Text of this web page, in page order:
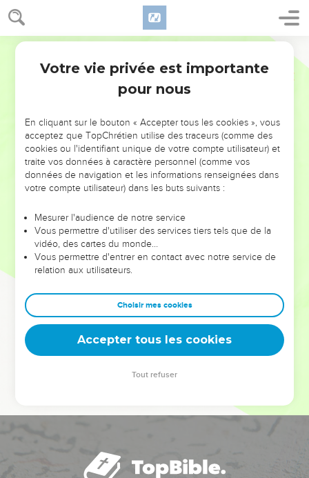
NE MANQUEZ PAS L’ÉVÉNEMENT
DE L’ANNÉE !
ET SI LEURS ERREURS POUVAIENT VOUS ÉVITER LES
VOTRES ?
leur foi ou leur vision. Mais on voit moins les doutes, les erreurs
et les saisons difficiles qu'ils ont traversés, alors même que ce
sont elles qui les ont façonnés.
Dans cette conférence, leaders, entrepreneurs, et responsables
clés pour avancer avec plus de sagesse afin que leurs erreurs
deviennent vos tremplins. Que vous guidiez un ministère, une
équipe, un groupe ou une famille, leur expérience est faite
Votre vie privée est importante
pour nous
En cliquant sur le bouton « Accepter tous les cookies », vous
acceptez que TopChrétien utilise des traceurs (comme des
cookies ou l'identifiant unique de votre compte utilisateur) et
traite vos données à caractère personnel (comme vos
données de navigation et les informations renseignées dans
votre compte utilisateur) dans les buts suivants :
Mesurer l'audience de notre service
Vous permettre d'utiliser des services tiers tels que de la
vidéo, des cartes du monde…
Vous permettre d'entrer en contact avec notre service de
relation aux utilisateurs.
Choisir mes cookies
Accepter tous les cookies
Tout refuser